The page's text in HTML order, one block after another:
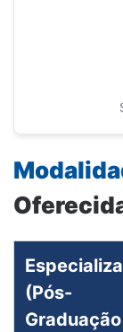
(Pós-
Graduação